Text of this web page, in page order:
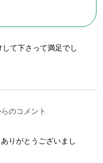
て下さって満足でし
のコメント
りがとうございまし